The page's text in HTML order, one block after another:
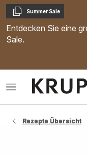
Kopieren
Summer Sale
Entdecken Sie eine
Sale.
Das
Rezepte Übersicht